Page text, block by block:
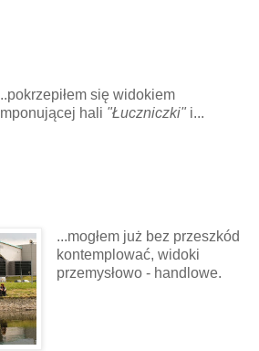
się widokiem
hali "Łuczniczki"i...
...mogłem już bez przeszkód
kontemplować, widoki
przemysłowo - handlowe.